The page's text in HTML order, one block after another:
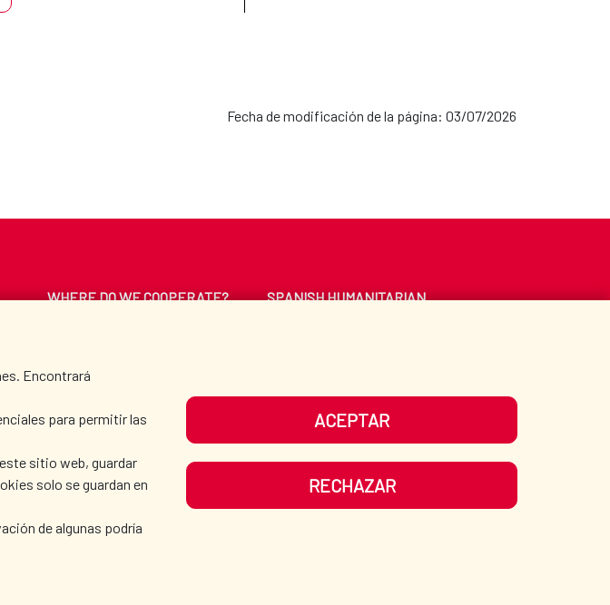
Fecha de modificación de la página: 03/07/2026
Encontrará
para permitir las
sitio web, guardar
solo se guardan en
de algunas podría
ACEPTAR
RECHAZAR
WHERE DO WE COOPERATE?
SPANISH HUMANITARIAN
CULTURE AND SCIENCE
OUR SOCIAL MEDIA